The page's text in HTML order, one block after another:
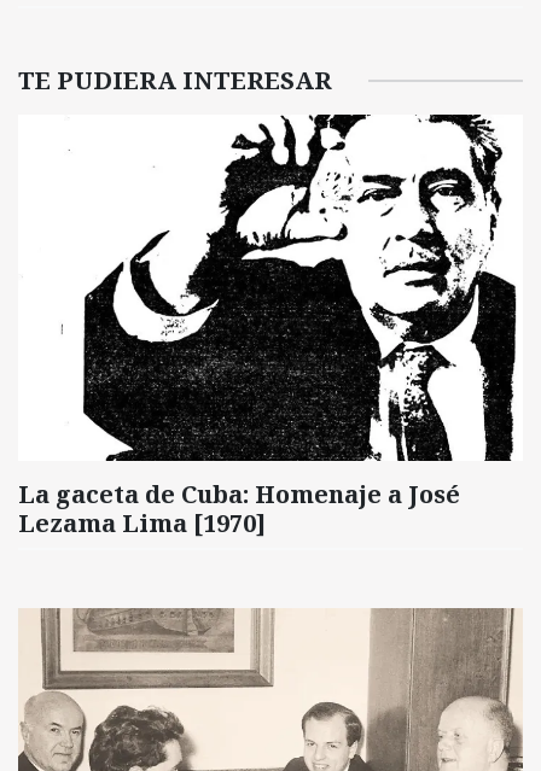
TE PUDIERA INTERESAR
La gaceta de Cuba: Homenaje a José
Lezama Lima [1970]